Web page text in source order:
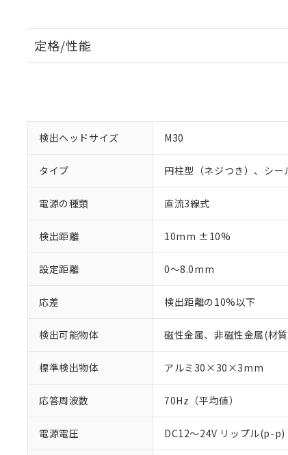
定格/性能
検出ヘッドサイズ M30
タイプ 円柱型（ネジつき）、シー
電源の種類 直流3線式
検出距離 10mm ±10%
設定距離 0～8.0mm
応差 検出距離の10%以下
検出可能物体 磁性金属、非磁性金属(材
標準検出物体 アルミ30×30×3mm
応答周波数 70Hz（平均値）
電源電圧 DC12～24V リップル(p-p)